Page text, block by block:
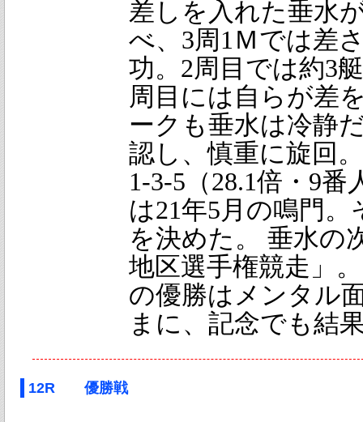
差しを入れた垂水
べ、3周1Ｍでは差
功。2周目では約3
周目には自らが差
ークも垂水は冷静
認し、慎重に旋回
1-3-5（28.1倍・9
は21年5月の鳴門
を決めた。 垂水の
地区選手権競走」
の優勝はメンタル
まに、記念でも結
12R 優勝戦